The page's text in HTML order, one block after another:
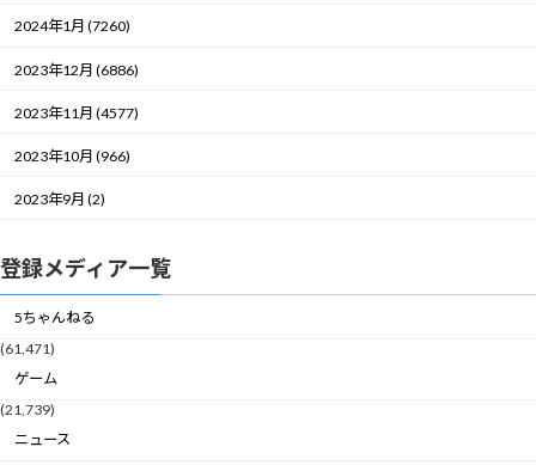
2024年1月 (7260)
2023年12月 (6886)
2023年11月 (4577)
2023年10月 (966)
2023年9月 (2)
登録メディア一覧
5ちゃんねる
(61,471)
ゲーム
(21,739)
ニュース